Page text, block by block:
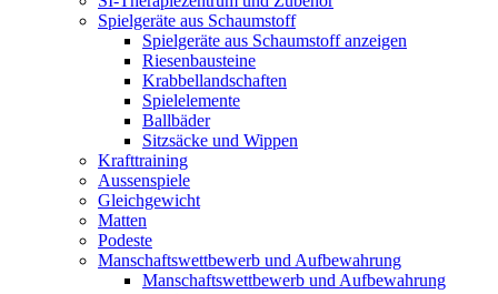
Spielgeräte aus Schaumstoff
Spielgeräte aus Schaumstoff anzeigen
Riesenbausteine
Krabbellandschaften
Spielelemente
Ballbäder
Sitzsäcke und Wippen
Krafttraining
Aussenspiele
Gleichgewicht
Matten
Podeste
Manschaftswettbewerb und Aufbewahrung
Manschaftswettbewerb und Aufbewahrung